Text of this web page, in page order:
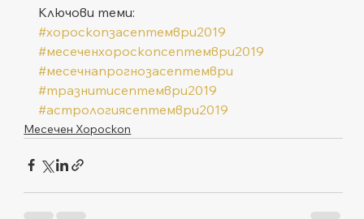
Ключови теми:
#хороскопзасептември2019
#месеченхороскопсептември2019
#месечнапрогнозасептември
#тразнитисептември2019
#астрологиясептември2019
Месечен Хороскоп